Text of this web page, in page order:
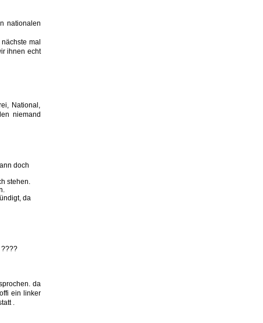
nationalen
mal
ihnen echt
National,
niemand
doch
stehen.
da
da
ein linker
.